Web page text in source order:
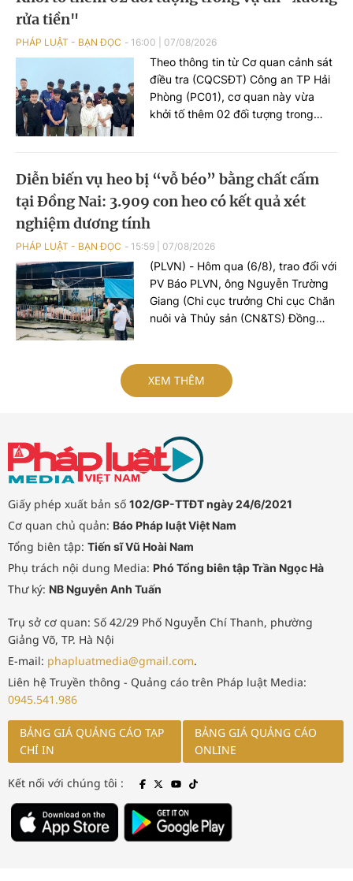
rửa tiền"
PHÁP LUẬT - BẠN ĐỌC 16:00 07/08/2026
Theo thông tin từ Cơ quan cảnh sát
điều tra (CQCSĐT) Công an TP Hải
Phòng (PC01), cơ quan này vừa
khởi tố thêm 02 đối tượng trong
tỉnh Thanh Hoá và đối tượng Hoàng
Xuân Đức (SN 2003), trú tại phường
bạc”.
Diễn biến vụ heo bị “vỗ béo” bằng chất cấm
tại Đồng Nai: 3.909 con heo có kết quả xét
nghiệm dương tính
PHÁP LUẬT - BẠN ĐỌC 15:59 07/08/2026
(PLVN) - Hôm qua (6/8), trao đổi với
PV Báo PLVN, ông Nguyễn Trường
Giang (Chi cục trưởng Chi cục Chăn
nuôi và Thủy sản (CN&TS) Đồng
dương tính với chất cấm Salbutamol
(thuộc nhóm Beta-agonist, chất tạo
gom trên địa bàn.
XEM THÊM
Giấy phép xuất bản số 102/GP-TTĐT ngày 24/6/2021
Cơ quan chủ quản: Báo Pháp luật Việt Nam
Tổng biên tập: Tiến sĩ Vũ Hoài Nam
Phụ trách nội dung Media: Phó Tổng biên tập Trần Ngọc Hà
Thư ký: NB Nguyễn Anh Tuấn
Trụ sở cơ quan: Số 42/29 Phố Nguyễn Chí Thanh, phường
Giảng Võ, TP. Hà Nội
E-mail: phapluatmedia@gmail.com.
Liên hệ Truyền thông - Quảng cáo trên Pháp luật Media:
0945.541.986
BẢNG GIÁ QUẢNG CÁO TẠP
CHÍ IN
BẢNG GIÁ QUẢNG CÁO
ONLINE
Kết nối với chúng tôi :